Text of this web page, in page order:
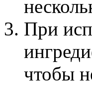
При
чтобы